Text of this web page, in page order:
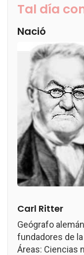
Tal día
Nació
Carl Ritter
Geógrafo
fundadores de
Áreas: Ciencias